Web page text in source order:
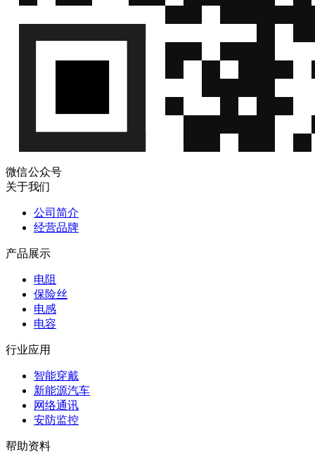
微信公众号
关于我们
公司简介
经营品牌
产品展示
电阻
保险丝
电感
电容
行业应用
智能穿戴
新能源汽车
网络通讯
安防监控
帮助资料